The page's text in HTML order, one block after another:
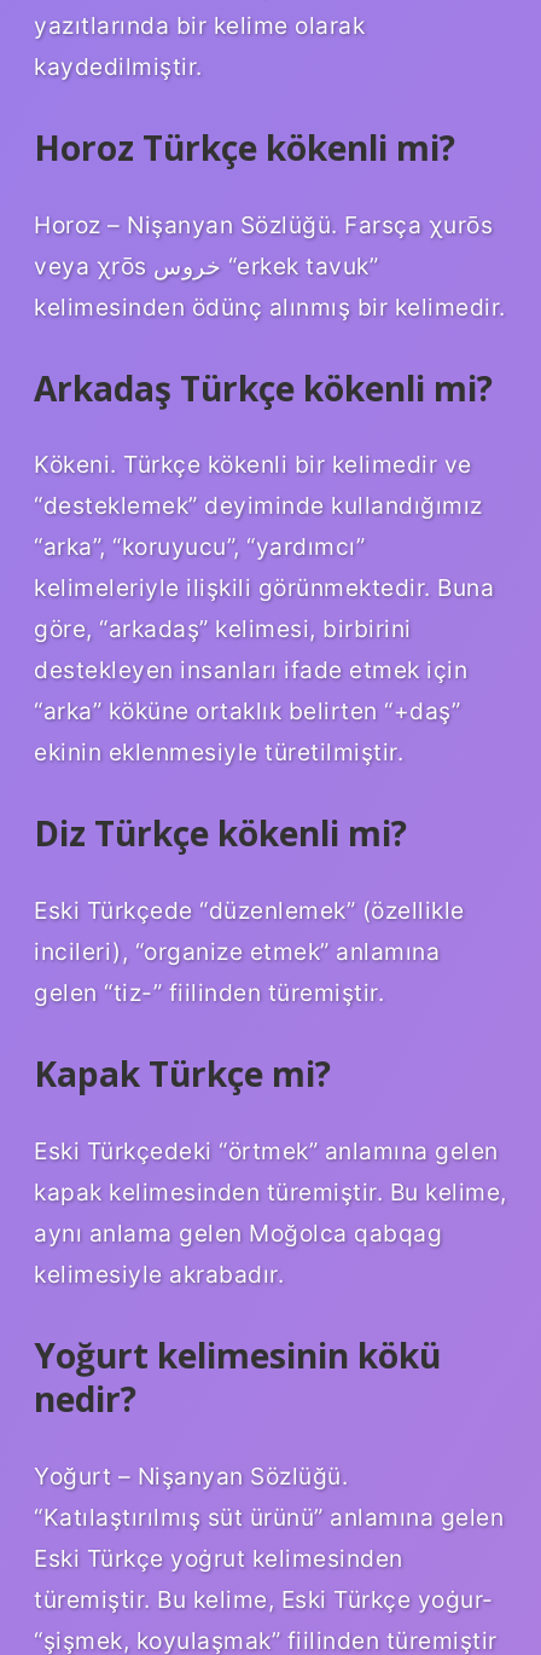
yazıtlarında bir kelime olarak
kaydedilmiştir.
Horoz Türkçe kökenli mi?
Horoz – Nişanyan Sözlüğü. Farsça χurōs
veya χrōs خروس “erkek tavuk”
kelimesinden ödünç alınmış bir kelimedir.
Arkadaş Türkçe kökenli mi?
Kökeni. Türkçe kökenli bir kelimedir ve
“desteklemek” deyiminde kullandığımız
“arka”, “koruyucu”, “yardımcı”
kelimeleriyle ilişkili görünmektedir. Buna
göre, “arkadaş” kelimesi, birbirini
destekleyen insanları ifade etmek için
“arka” köküne ortaklık belirten “+daş”
ekinin eklenmesiyle türetilmiştir.
Diz Türkçe kökenli mi?
Eski Türkçede “düzenlemek” (özellikle
incileri), “organize etmek” anlamına
gelen “tiz-” fiilinden türemiştir.
Kapak Türkçe mi?
Eski Türkçedeki “örtmek” anlamına gelen
kapak kelimesinden türemiştir. Bu kelime,
aynı anlama gelen Moğolca qabqag
kelimesiyle akrabadır.
Yoğurt kelimesinin kökü
nedir?
Yoğurt – Nişanyan Sözlüğü.
“Katılaştırılmış süt ürünü” anlamına gelen
Eski Türkçe yoġrut kelimesinden
türemiştir. Bu kelime, Eski Türkçe yoġur-
“şişmek, koyulaşmak” fiilinden türemiştir